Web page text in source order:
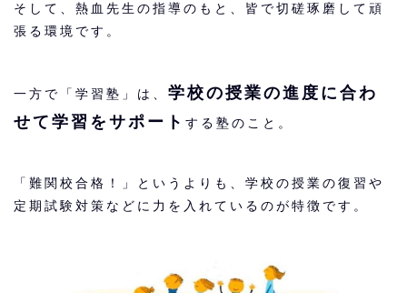
そして、熱血先生の指導のもと、皆で切磋琢磨して頑
張る環境です。
一方で「学習塾」は、 学校の授業の進度に合わ
せて学習をサポート する塾のこと。
「難関校合格！」というよりも、学校の授業の復習や
定期試験対策などに力を入れているのが特徴です。